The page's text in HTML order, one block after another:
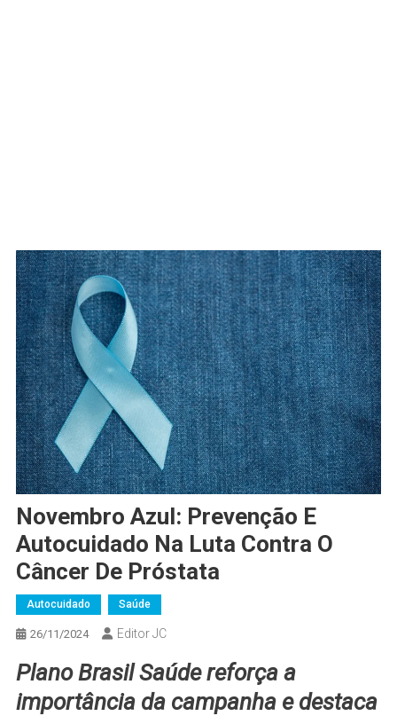
Novembro Azul: Prevenção E
Autocuidado Na Luta Contra O
Câncer De Próstata
Autocuidado Saúde
26/11/2024 Editor JC
Plano Brasil Saúde reforça a
importância da campanha e destaca